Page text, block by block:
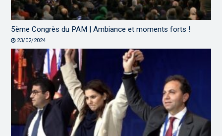
5ème Congrès du PAM | Ambiance et moments forts !
23/02/2024